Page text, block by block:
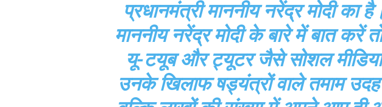
प्रधानमंत्री माननीय नरेंद्र मोदी का
माननीय नरेंद्र मोदी के बारे में बात करें
यू-टयूब और ट्यूटर जैसे सोशल मीडिया
उनके खिलाफ षड्यंत्रों वाले तमाम